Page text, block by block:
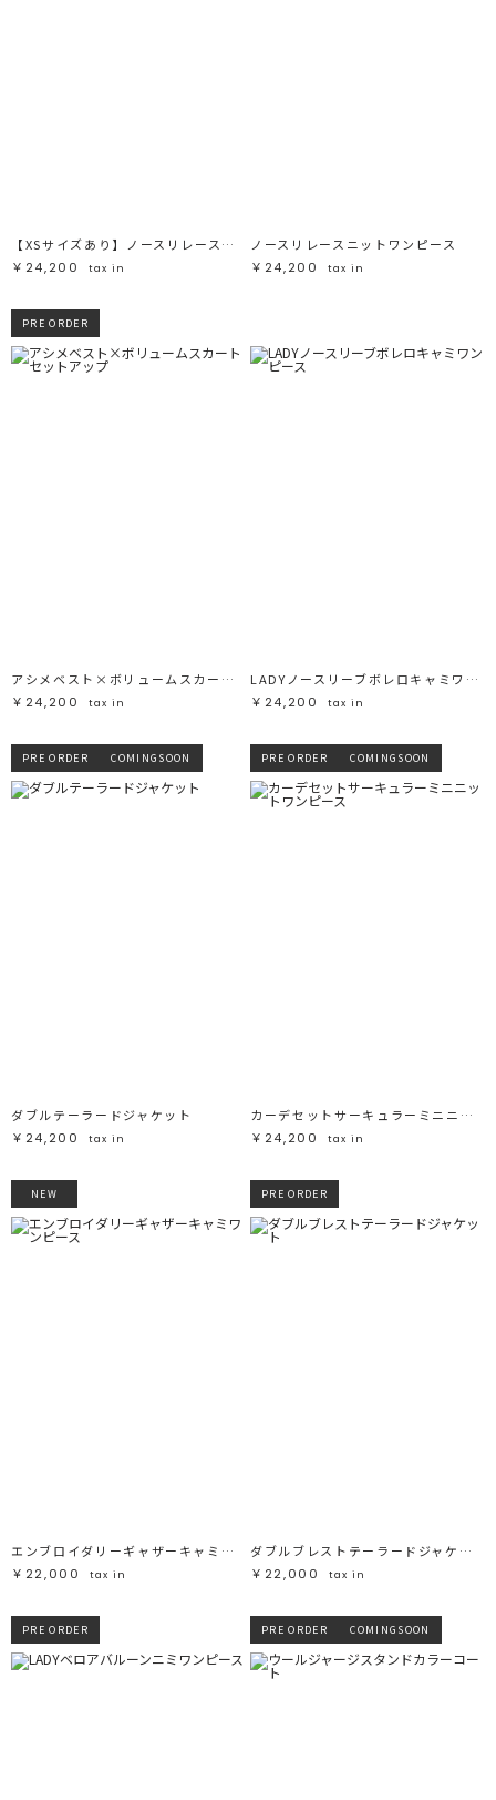
【XSサイズあり】ノースリレースニットワンピース
￥24,200
tax in
ノースリレースニットワンピース
￥24,200
tax in
PRE ORDER
アシメベスト×ボリュームスカートセットアップ
￥24,200
tax in
LADYノースリーブボレロキャミワンピース
￥24,200
tax in
PRE ORDER COMINGSOON
ダブルテーラードジャケット
￥24,200
tax in
PRE ORDER COMINGSOON
カーデセットサーキュラーミニニットワンピース
￥24,200
tax in
NEW
エンブロイダリーギャザーキャミワンピース
￥22,000
tax in
PRE ORDER
ダブルブレストテーラードジャケット
￥22,000
tax in
PRE ORDER PRE ORDER COMINGSOON